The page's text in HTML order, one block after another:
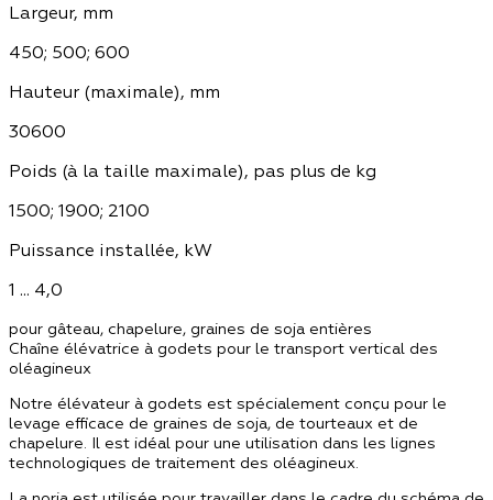
Largeur, mm
450; 500; 600
Hauteur (maximale), mm
30600
Poids (à la taille maximale), pas plus de kg
1500; 1900; 2100
Puissance installée, kW
1 ... 4,0
pour gâteau, chapelure, graines de soja entières
Chaîne élévatrice à godets pour le transport vertical des
oléagineux
Notre élévateur à godets est spécialement conçu pour le
levage efficace de graines de soja, de tourteaux et de
chapelure. Il est idéal pour une utilisation dans les lignes
technologiques de traitement des oléagineux.